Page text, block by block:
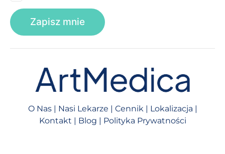
O Nas| Nasi Lekarze | Cennik| Lokalizacja |
Kontakt | Blog | Polityka Prywatności